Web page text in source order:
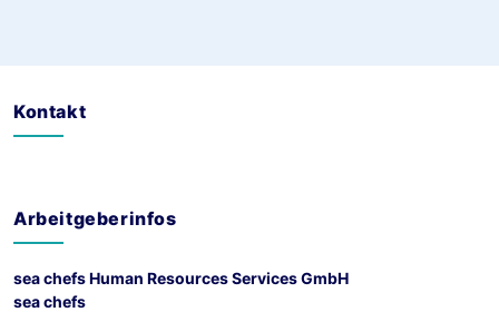
Kontakt
Arbeitgeberinfos
sea chefs Human Resources Services GmbH
sea chefs